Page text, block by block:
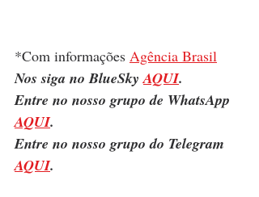
*Com informações Agência Brasil
Nos siga no BlueSky AQUI.
Entre no nosso grupo de WhatsApp
AQUI.
Entre no nosso grupo do Telegram
AQUI.